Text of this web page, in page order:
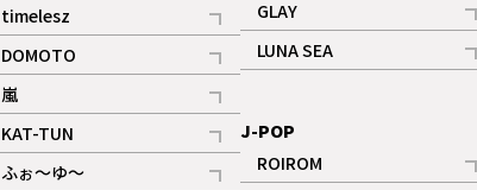
timelesz
記事
DOMOTO
記事
嵐
記事
KAT-TUN
記事
ふぉ～ゆ～
GLAY
記事
LUNA SEA
記事
J-POP
ROIROM